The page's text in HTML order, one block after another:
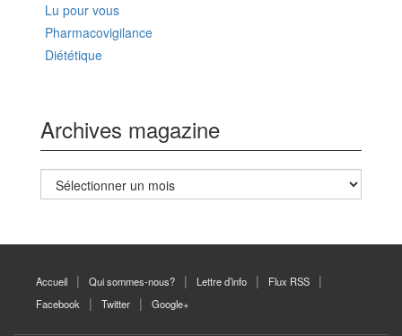
Lu pour vous
Pharmacovigilance
Diététique
Archives magazine
Archives
magazine
Accueil Qui sommes-nous? Lettre d’info
Flux RSS
Facebook
Twitter Google+